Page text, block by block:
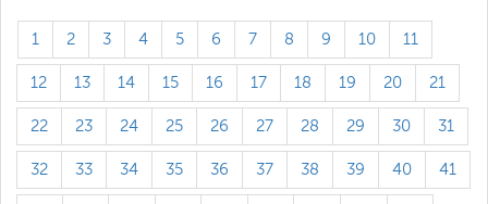
1 2 3 4 5 6 7 8 9 10 11
12 13 14 15 16 17 18 19 20 21
22 23 24 25 26 27 28 29 30 31
32 33 34 35 36 37 38 39 40 41